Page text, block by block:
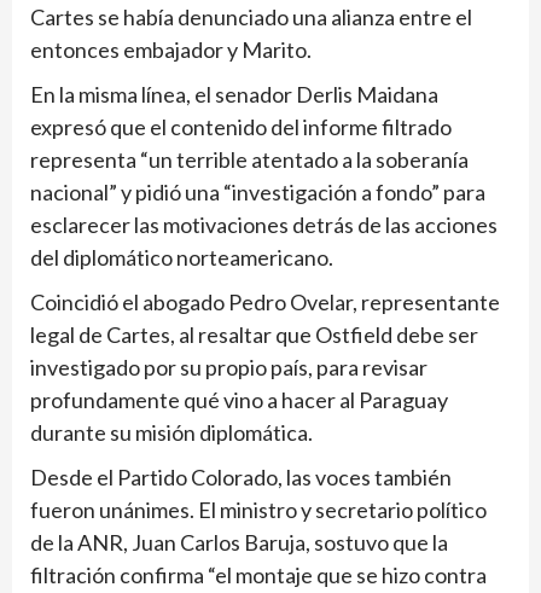
Cartes se había denunciado una alianza entre el
entonces embajador y Marito.
En la misma línea, el senador Derlis Maidana
expresó que el contenido del informe filtrado
representa “un terrible atentado a la soberanía
nacional” y pidió una “investigación a fondo” para
esclarecer las motivaciones detrás de las acciones
del diplomático norteamericano.
Coincidió el abogado Pedro Ovelar, representante
legal de Cartes, al resaltar que Ostfield debe ser
investigado por su propio país, para revisar
profundamente qué vino a hacer al Paraguay
durante su misión diplomática.
Desde el Partido Colorado, las voces también
fueron unánimes. El ministro y secretario político
de la ANR, Juan Carlos Baruja, sostuvo que la
filtración confirma “el montaje que se hizo contra